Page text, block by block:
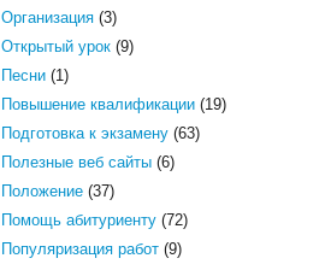
Организация(3)
Открытый урок(9)
Песни(1)
Повышение квалификации(19)
Подготовка к экзамену(63)
Полезные веб сайты(6)
Положение(37)
Помощь абитуриенту(72)
Популяризация работ(9)